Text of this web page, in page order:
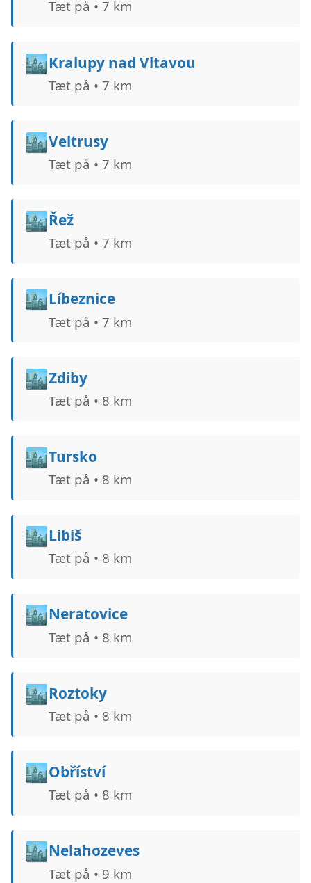
Tæt på • 7 km
🏙️Kralupy nad Vltavou
Tæt på • 7 km
🏙️Veltrusy
Tæt på • 7 km
🏙️Řež
Tæt på • 7 km
🏙️Líbeznice
Tæt på • 7 km
🏙️Zdiby
Tæt på • 8 km
🏙️Tursko
Tæt på • 8 km
🏙️Libiš
Tæt på • 8 km
🏙️Neratovice
Tæt på • 8 km
🏙️Roztoky
Tæt på • 8 km
🏙️Obříství
Tæt på • 8 km
🏙️Nelahozeves
Tæt på • 9 km